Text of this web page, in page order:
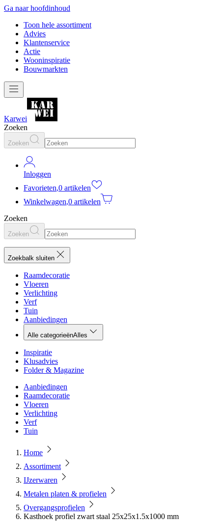
Ga naar hoofdinhoud
Toon hele assortiment
Advies
Klantenservice
Actie
Wooninspiratie
Bouwmarkten
Karwei
Zoeken
Zoeken
Inloggen
Favorieten,0 artikelen
Winkelwagen,0 artikelen
Zoeken
Zoeken
Zoekbalk sluiten
Raamdecoratie
Vloeren
Verlichting
Verf
Tuin
Aanbiedingen
Alle categorieënAlles
Inspiratie
Klusadvies
Folder & Magazine
Aanbiedingen
Raamdecoratie
Vloeren
Verlichting
Verf
Tuin
Home
Assortiment
IJzerwaren
Metalen platen & profielen
Overgangsprofielen
Kasthoek profiel zwart staal 25x25x1.5x1000 mm